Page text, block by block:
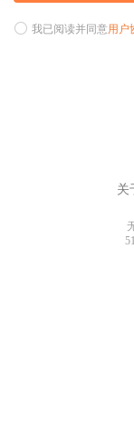
我已阅读并同意用户
关